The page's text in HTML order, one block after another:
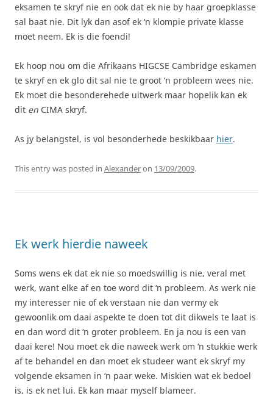
eksamen te skryf nie en ook dat ek nie by haar groepklasse
sal baat nie. Dit lyk dan asof ek ‘n klompie private klasse
moet neem. Ek is die foendi!
Ek hoop nou om die Afrikaans HIGCSE Cambridge eskamen
te skryf en ek glo dit sal nie te groot ‘n probleem wees nie.
Ek moet die besonderehede uitwerk maar hopelik kan ek
dit en CIMA skryf.
As jy belangstel, is vol besonderhede beskikbaar hier.
This entry was posted in Alexanderon 13/09/2009.
Ek werk hierdie naweek
Soms wens ek dat ek nie so moedswillig is nie, veral met
werk, want elke af en toe word dit ‘n probleem. As werk nie
my interesser nie of ek verstaan nie dan vermy ek
gewoonlik om daai aspekte te doen tot dit dikwels te laat is
en dan word dit ‘n groter probleem. En ja nou is een van
daai kere! Nou moet ek die naweek werk om ‘n stukkie werk
af te behandel en dan moet ek studeer want ek skryf my
volgende eksamen in ‘n paar weke. Miskien wat ek bedoel
is, is ek net lui. Ek kan maar myself blameer.